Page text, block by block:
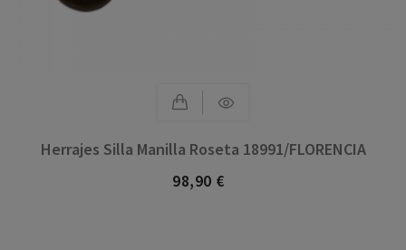
Herrajes Silla Manilla Roseta 18991/FLORENCIA
Precio
98,90 €